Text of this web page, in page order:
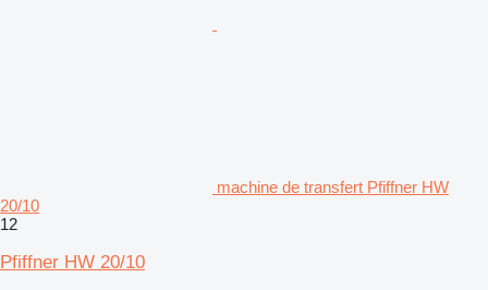
machine de transfert Pfiffner HW
20/10
12
Pfiffner HW 20/10